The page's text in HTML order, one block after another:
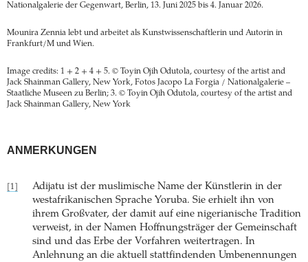
Nationalgalerie der Gegenwart, Berlin, 13. Juni 2025 bis 4. Januar 2026.
Mounira Zennia lebt und arbeitet als Kunstwissenschaftlerin und Autorin in
Frankfurt/M und Wien.
Image credits: 1 + 2 + 4 + 5. © Toyin Ojih Odutola, courtesy of the artist and
Jack Shainman Gallery, New York, Fotos Jacopo La Forgia / Nationalgalerie –
Staatliche Museen zu Berlin; 3. © Toyin Ojih Odutola, courtesy of the artist and
Jack Shainman Gallery, New York
ANMERKUNGEN
[1]
Adijatu ist der muslimische Name der Künstlerin in der
westafrikanischen Sprache Yoruba. Sie erhielt ihn von
ihrem Großvater, der damit auf eine nigerianische Tradition
verweist, in der Namen Hoffnungsträger der Gemeinschaft
sind und das Erbe der Vorfahren weitertragen. In
Anlehnung an die aktuell stattfindenden Umbenennungen